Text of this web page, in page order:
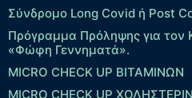
Σύνδρομο Long Covid ή Post
Πρόγραμμα Πρόληψης για τον
«Φώφη Γεννηματά».
MICRO CHECK UP ΒΙΤΑΜΙΝΩΝ
MICRO CHECK UP